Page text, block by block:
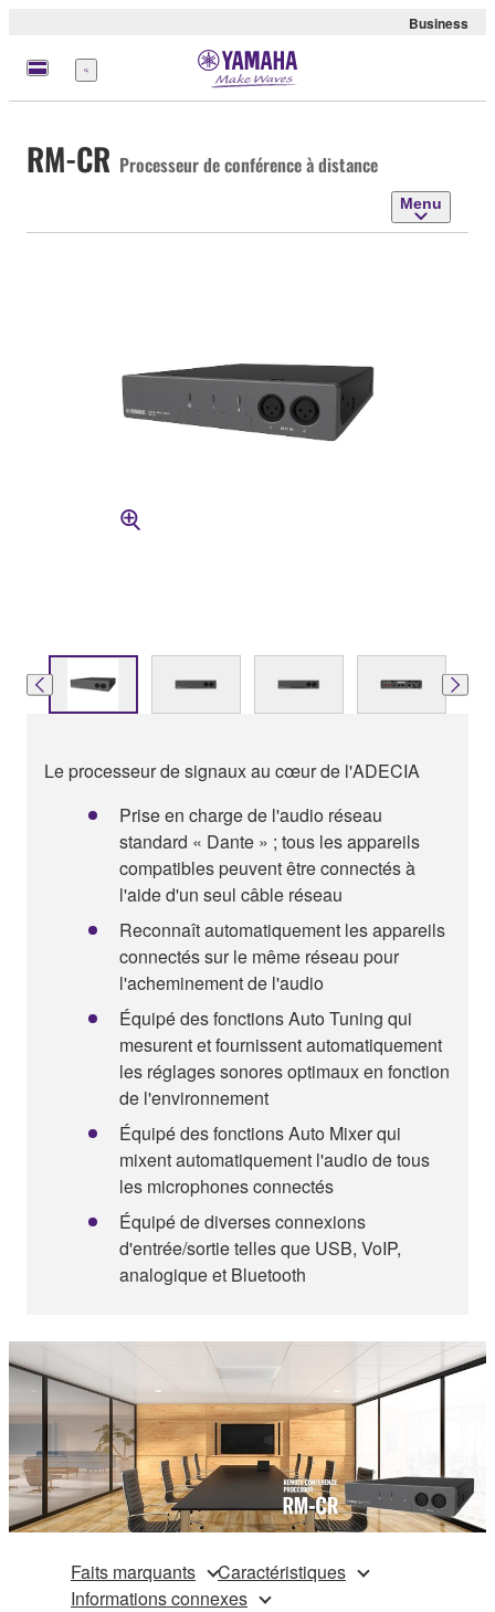
Business
Menu
RM-CR Processeur de conférence à distance
Menu
Le processeur de signaux au cœur de l'ADECIA
Prise en charge de l'audio réseau
standard « Dante » ; tous les appareils
compatibles peuvent être connectés à
l'aide d'un seul câble réseau
Reconnaît automatiquement les appareils
connectés sur le même réseau pour
l'acheminement de l'audio
Équipé des fonctions Auto Tuning qui
mesurent et fournissent automatiquement
les réglages sonores optimaux en fonction
de l'environnement
Équipé des fonctions Auto Mixer qui
mixent automatiquement l'audio de tous
les microphones connectés
Équipé de diverses connexions
d'entrée/sortie telles que USB, VoIP,
analogique et Bluetooth
Faits marquants
Caractéristiques
Informations connexes